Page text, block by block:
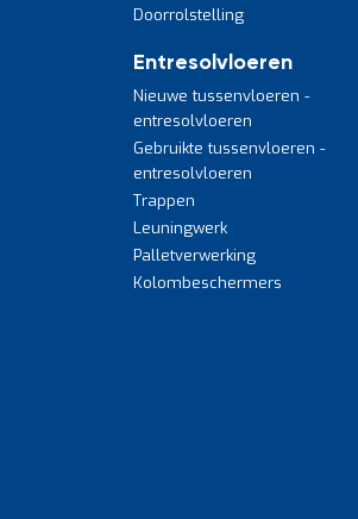
Doorrolstelling
Entresolvloeren
Nieuwe tussenvloeren -
entresolvloeren
Gebruikte tussenvloeren -
entresolvloeren
Trappen
Leuningwerk
Palletverwerking
Kolombeschermers